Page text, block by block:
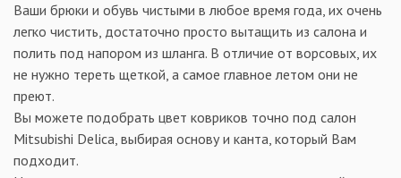
Ваши брюки и обувь чистыми в любое время года, их очень
легко чистить, достаточно просто вытащить из салона и
полить под напором из шланга. В отличие от ворсовых, их
не нужно тереть щеткой, а самое главное летом они не
преют.
Вы можете подобрать цвет ковриков точно под салон
Mitsubishi Delica, выбирая основу и канта, который Вам
подходит.